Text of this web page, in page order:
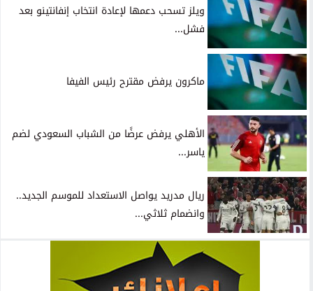
ويلز تسحب دعمها لإعادة انتخاب إنفانتينو بعد
فشل...
ماكرون يرفض مقترح رئيس الفيفا
الأهلي يرفض عرضًا من الشباب السعودي لضم
ياسر...
ريال مدريد يواصل الاستعداد للموسم الجديد..
وانضمام ثلاثي...